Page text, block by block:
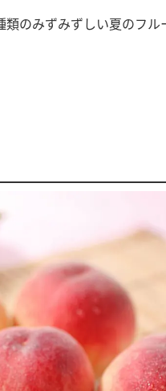
のみずみずしい夏のフ